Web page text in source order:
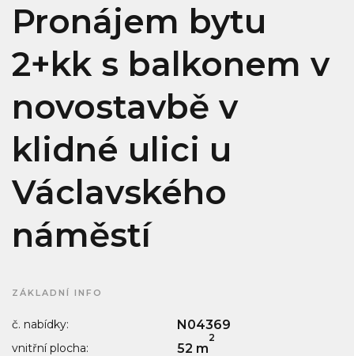
Pronájem bytu
2+kk s balkonem v
novostavbě v
klidné ulici u
Václavského
náměstí
ZÁKLADNÍ INFO
č. nabídky: N04369
vnitřní plocha: 52 m
2